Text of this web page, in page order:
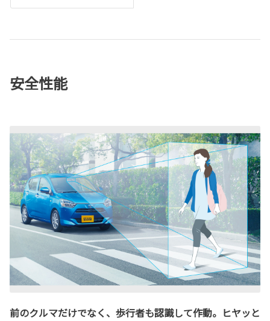
安全性能
前のクルマだけでなく、歩行者も認識して作動。ヒヤッと